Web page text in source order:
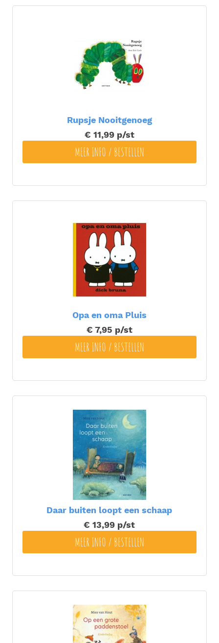
Rupsje Nooitgenoeg
€ 11,99 p/st
MEER INFO / BESTELLEN
Opa en oma Pluis
€ 7,95 p/st
MEER INFO / BESTELLEN
Daar buiten loopt een schaap
€ 13,99 p/st
MEER INFO / BESTELLEN